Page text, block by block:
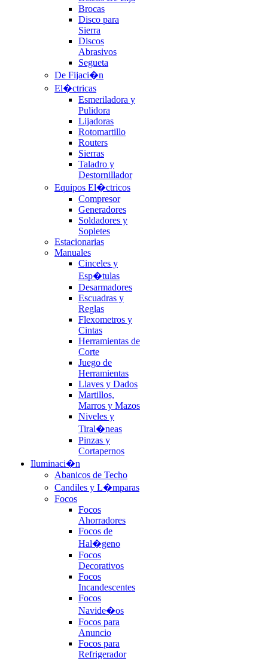
Brocas
Disco para
Sierra
Discos
Abrasivos
Segueta
De Fijaci�n
El�ctricas
Esmeriladora y
Pulidora
Lijadoras
Rotomartillo
Routers
Sierras
Taladro y
Destornillador
Equipos El�ctricos
Compresor
Generadores
Soldadores y
Sopletes
Estacionarias
Manuales
Cinceles y
Esp�tulas
Desarmadores
Escuadras y
Reglas
Flexometros y
Cintas
Herramientas de
Corte
Juego de
Herramientas
Llaves y Dados
Martillos,
Marros y Mazos
Niveles y
Tiral�neas
Pinzas y
Cortapernos
Iluminaci�n
Abanicos de Techo
Candiles y L�mparas
Focos
Focos
Ahorradores
Focos de
Hal�geno
Focos
Decorativos
Focos
Incandescentes
Focos
Navide�os
Focos para
Anuncio
Focos para
Refrigerador